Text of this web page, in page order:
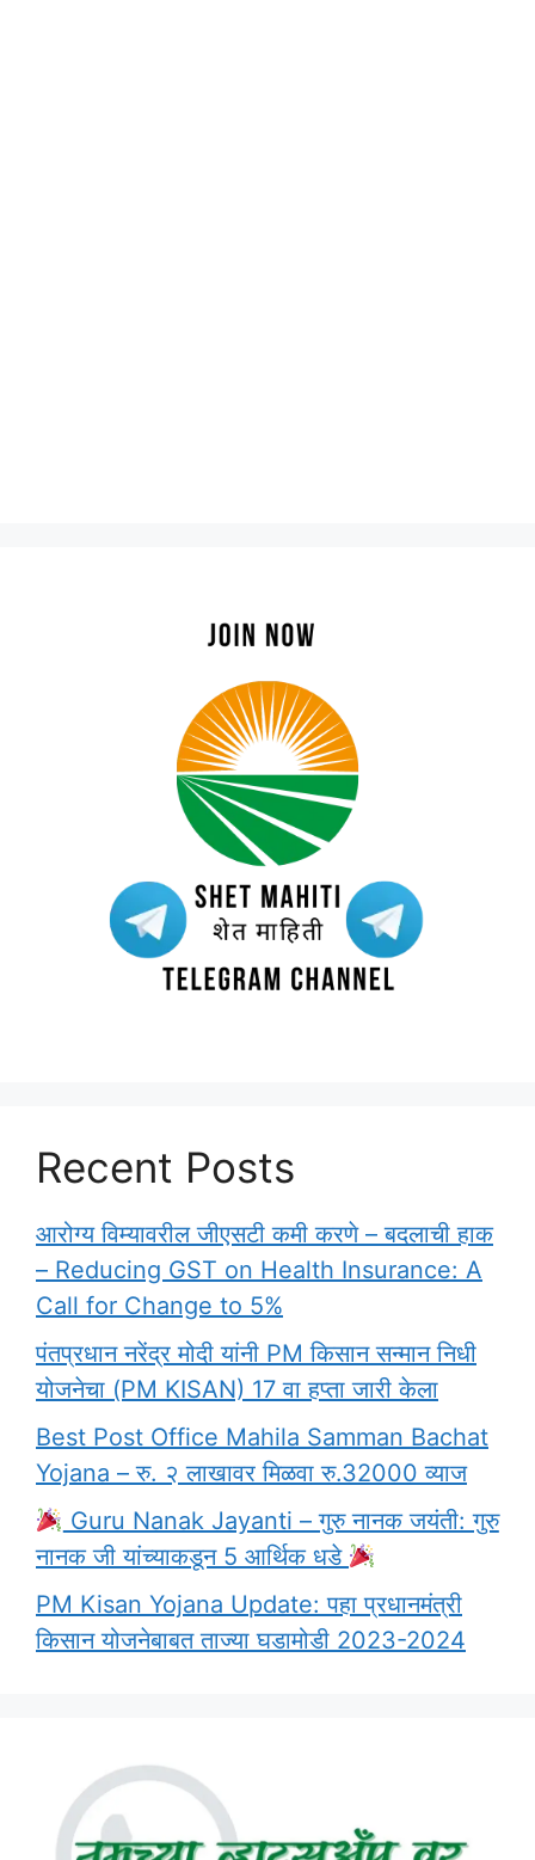
Recent Posts
आरोग्य विम्यावरील जीएसटी कमी करणे – बदलाची हाक
– Reducing GST on Health Insurance: A
Call for Change to 5%
पंतप्रधान नरेंद्र मोदी यांनी PM किसान सन्मान निधी
योजनेचा (PM KISAN) 17 वा हप्ता जारी केला
Best Post Office Mahila Samman Bachat
Yojana – रु. २ लाखावर मिळवा रु.32000 व्याज
Guru Nanak Jayanti – गुरु नानक जयंती: गुरु
नानक जी यांच्याकडून 5 आर्थिक धडे
PM Kisan Yojana Update: पहा प्रधानमंत्री
किसान योजनेबाबत ताज्या घडामोडी 2023-2024